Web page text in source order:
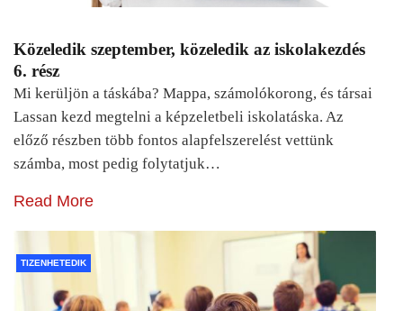
Közeledik szeptember, közeledik az iskolakezdés
6. rész
Mi kerüljön a táskába? Mappa, számolókorong, és társai
Lassan kezd megtelni a képzeletbeli iskolatáska. Az
előző részben több fontos alapfelszerelést vettünk
számba, most pedig folytatjuk…
Read More
TIZENHETEDIK